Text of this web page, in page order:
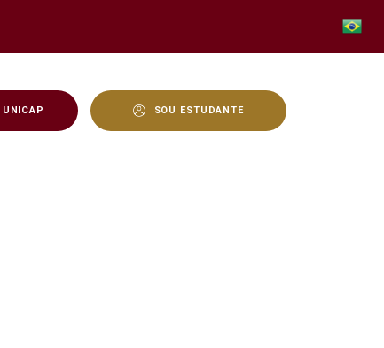
UNICAP SOU ESTUDANTE
do Porto